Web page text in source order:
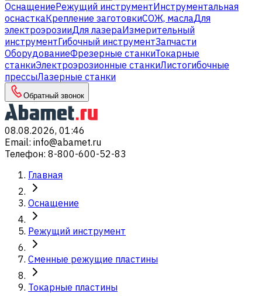
ОснащениеРежущий инструментИнструментальная
оснасткаКрепление заготовкиСОЖ, маслаДля
электроэрозииДля лазераИзмерительный
инструментГибочный инструментЗапчасти
ОборудованиеФрезерные станкиТокарные
станкиЭлектроэрозионные станкиЛистогибочные
прессыЛазерные станки
Обратный звонок
08.08.2026, 01:46
Email: info@abamet.ru
Телефон: 8-800-600-52-83
Главная
Оснащение
Режущий инструмент
Сменные режущие пластины
Токарные пластины